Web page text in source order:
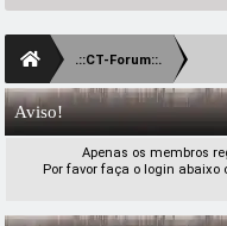
.::CT-Forum::.
Aviso!
Apenas os membros
Por favor faça o login abaixo